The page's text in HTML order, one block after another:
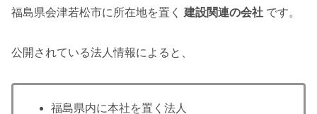
福島県会津若松市に所在地を置く 建設関連の会社 です。
公開されている法人情報によると、
福島県内に本社を置く法人